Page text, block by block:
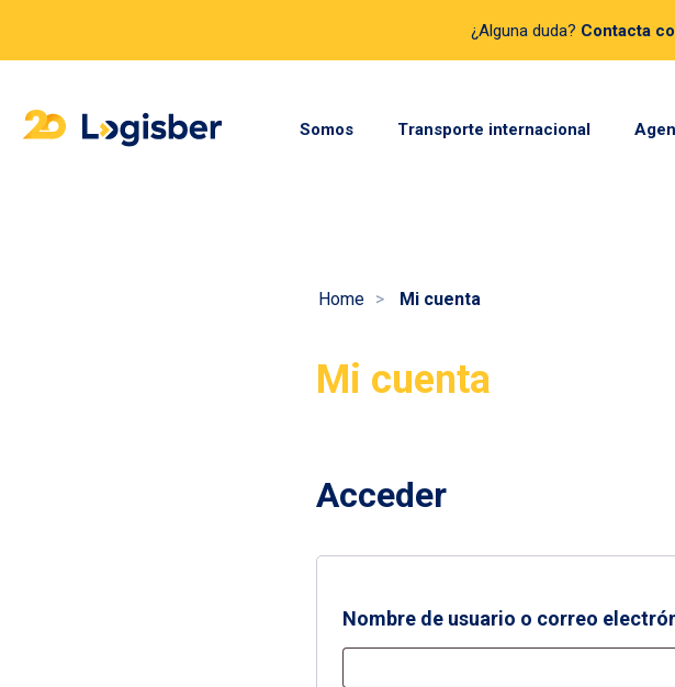
¿Alguna duda? Contacta
Somos Transporte internacional
Home Mi cuenta
Mi cuenta
Acceder
Nombre de usuario o correo